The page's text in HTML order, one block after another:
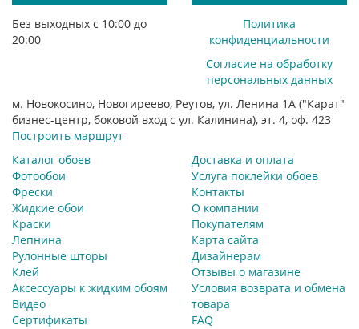
Без выходных с 10:00 до
20:00
Политика
конфиденциальности
Согласие на обработку
персональных данных
м. Новокосино, Новогиреево, Реутов, ул. Ленина 1А ("Карат"
бизнес-центр, боковой вход с ул. Калинина), эт. 4, оф. 423
Построить маршрут
Каталог обоев
Фотообои
Фрески
Жидкие обои
Краски
Лепнина
Рулонные шторы
Клей
Аксессуары к жидким обоям
Видео
Сертификаты
Доставка и оплата
Услуга поклейки обоев
Контакты
О компании
Покупателям
Карта сайта
Дизайнерам
Отзывы о магазине
Условия возврата и обмена
товара
FAQ